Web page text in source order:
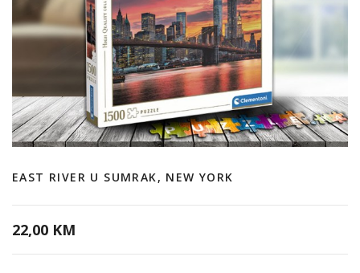
EAST RIVER U SUMRAK, NEW YORK
22,00 KM